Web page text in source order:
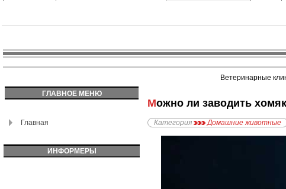
ГЛАВНОЕ МЕНЮ
Главная
ИНФОРМЕРЫ
Ветеринарные
Можно ли заводить
Категория Домашние животные